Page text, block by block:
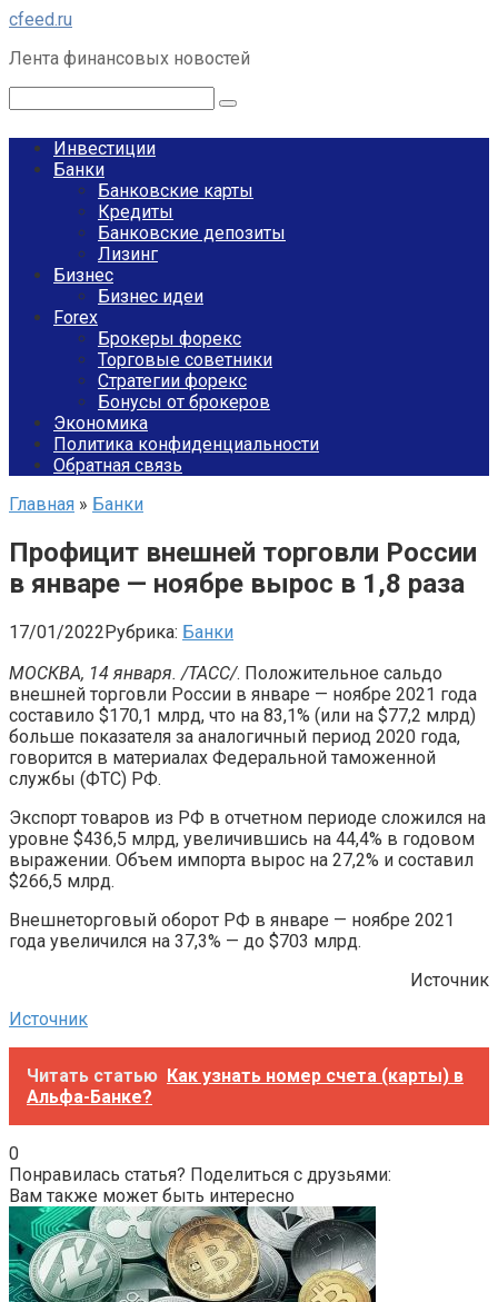
Перейти
контенту
cfeed.ru
Лента финансовых новостей
Инвестиции
Банки
Банковские карты
Кредиты
Банковские депозиты
Лизинг
Бизнес
Бизнес идеи
Forex
Брокеры форекс
Торговые советники
Стратегии форекс
Бонусы от брокеров
Экономика
Политика конфиденциальности
Обратная связь
Главная » Банки
Профицит внешней торговли России
в январе — ноябре вырос в 1,8 раза
17/01/2022Рубрика: Банки
МОСКВА, 14 января. /ТАСС/. Положительное сальдо
внешней торговли России в январе — ноябре 2021 года
составило $170,1 млрд, что на 83,1% (или на $77,2 млрд)
больше показателя за аналогичный период 2020 года,
говорится в материалах Федеральной таможенной
службы (ФТС) РФ.
Экспорт товаров из РФ в отчетном периоде сложился на
уровне $436,5 млрд, увеличившись на 44,4% в годовом
выражении. Объем импорта вырос на 27,2% и составил
$266,5 млрд.
Внешнеторговый оборот РФ в январе — ноябре 2021
года увеличился на 37,3% — до $703 млрд.
Источник
Источник
Читать статью Как узнать номер счета (карты) в
Альфа-Банке?
0
Понравилась статья? Поделиться с друзьями:
Вам также может быть интересно